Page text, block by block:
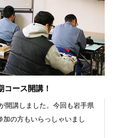
ース開講！
開講しました。今回も岩手県
の方もいらっしゃいまし